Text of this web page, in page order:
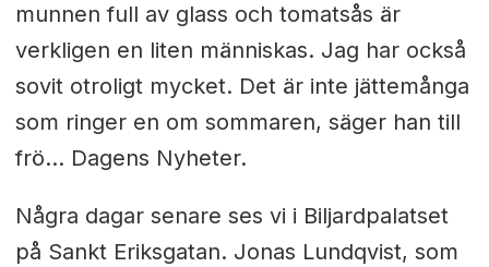
munnen full av glass och tomatsås är
verkligen en liten människas. Jag har också
sovit otroligt mycket. Det är inte jättemånga
som ringer en om sommaren, säger han till
frö… Dagens Nyheter.
Några dagar senare ses vi i Biljardpalatset
på Sankt Eriksgatan. Jonas Lundqvist, som